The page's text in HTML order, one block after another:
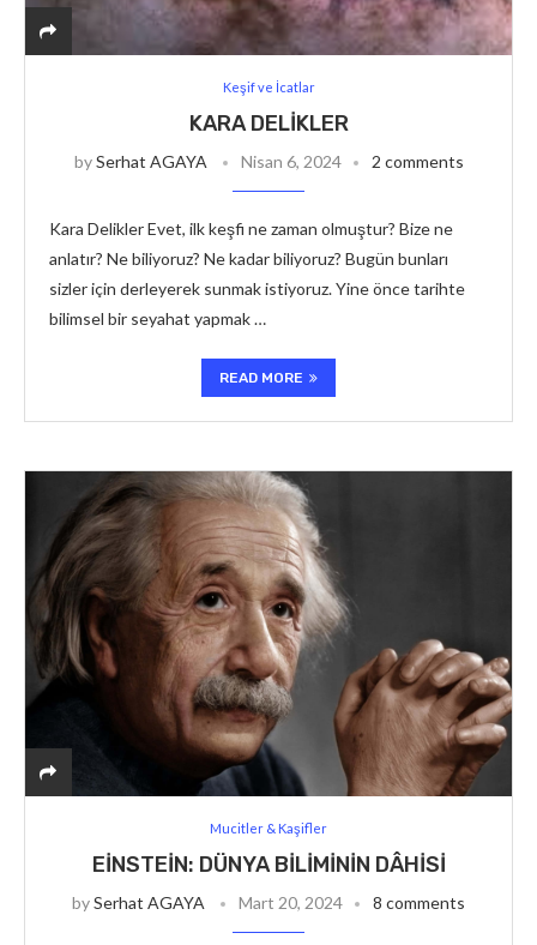
Keşif ve İcatlar
KARA DELIKLER
bySerhat AGAYA Nisan 6, 2024 2 comments
Kara Delikler Evet, ilk keşfi ne zaman olmuştur? Bize ne
anlatır? Ne biliyoruz? Ne kadar biliyoruz? Bugün bunları
sizler için derleyerek sunmak istiyoruz. Yine önce tarihte
bilimsel bir seyahat yapmak …
READ MORE
Mucitler & Kaşifler
EINSTEIN: DÜNYA BILIMININ DÂHISI
bySerhat AGAYA Mart 20, 2024 8 comments